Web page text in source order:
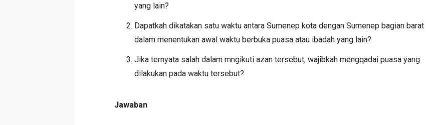
yang lain?
Dapatkah dikatakan satu waktu antara Sumenep kota dengan Sumenep bagian barat
dalam menentukan awal waktu berbuka puasa atau ibadah yang lain?
Jika ternyata salah dalam mngikuti azan tersebut, wajibkah mengqadai puasa yang
dilakukan pada waktu tersebut?
Jawaban